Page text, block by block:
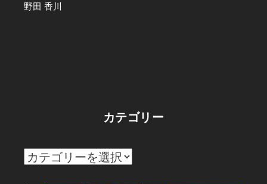
野田 香川
カテゴリー
カ